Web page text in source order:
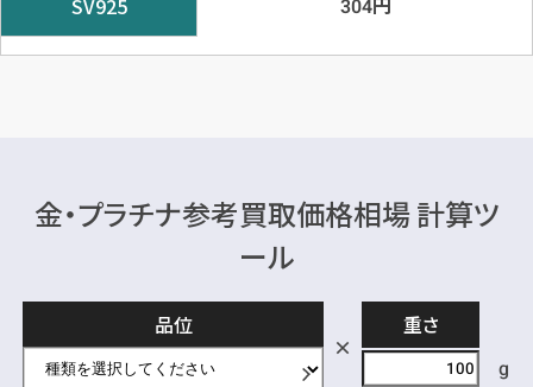
SV925 304
金・プラチナ参考買取価格相場 計算ツ
ール
品位
重さ
g